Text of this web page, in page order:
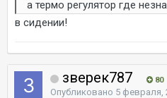
а термо регулятор где
в сидении!
зверек787 80
Опубликовано 5 февраля,